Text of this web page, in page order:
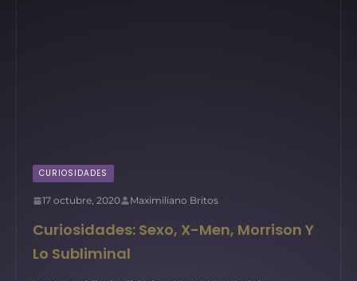
CURIOSIDADES
17 octubre, 2020 Maximiliano Britos
Curiosidades: Sexo, X-Men, Morrison Y
Lo Subliminal